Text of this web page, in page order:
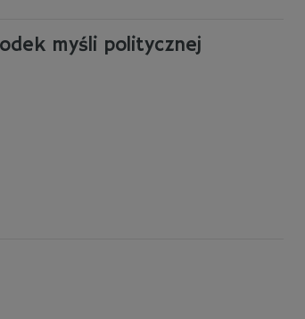
myśli politycznej